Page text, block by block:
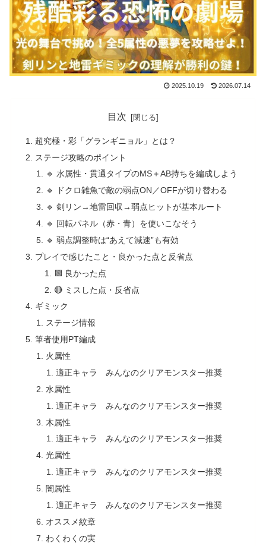
2025.10.19 2026.07.14
目次
超究極・彩「グランギニョル」とは？
ステージ攻略のポイント
🔹 水属性・貫通タイプのMS＋AB持ちを編成しよう
🔹 ドクロ雑魚で敵の弱点ON／OFFが切り替わる
🔹 剣リン→地雷回収→弱点ヒットが基本ルート
🔹 回転パネル（赤・青）を使いこなそう
🔹 弱点調整時は“あえて減速”も有効
プレイで感じたこと・良かった点と反省点
🟩 良かった点
🔴 ミスした点・反省点
ギミック
ステージ情報
筆者使用PT編成
火属性
適正キャラ みんなのクリアモンスター推奨
水属性
適正キャラ みんなのクリアモンスター推奨
木属性
適正キャラ みんなのクリアモンスター推奨
光属性
適正キャラ みんなのクリアモンスター推奨
闇属性
適正キャラ みんなのクリアモンスター推奨
オススメ紋章
わくわくの実